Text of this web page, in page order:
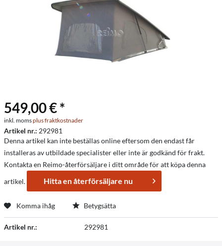
549,00 € *
inkl. momsplus fraktkostnader
Artikel nr.: 292981
Denna artikel kan inte beställas online eftersom den endast får
installeras av utbildade specialister eller inte är godkänd för frakt.
Kontakta en Reimo-återförsäljare i ditt område för att köpa denna
artikel.
Hitta en återförsäljare nu
Komma ihåg Betygsätta
Artikel nr.: 292981